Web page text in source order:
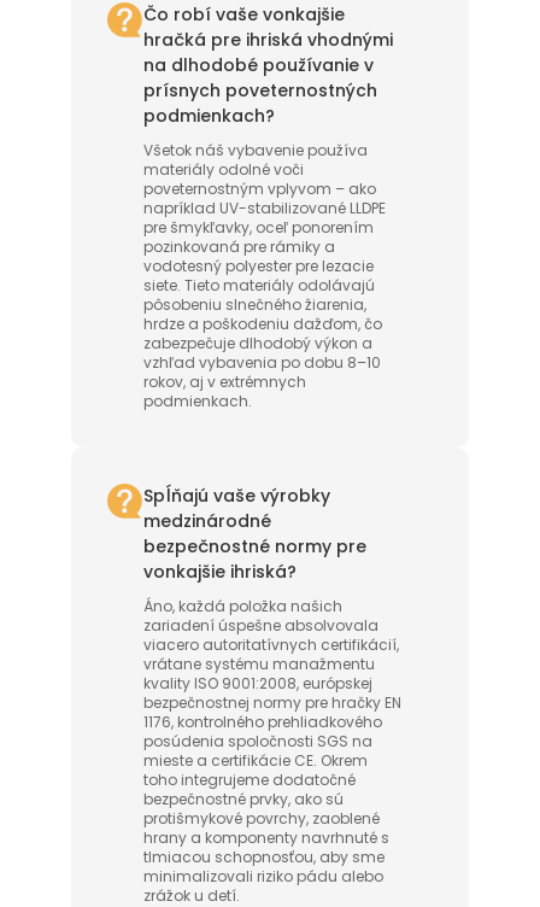
Čo robí vaše vonkajšie
hračká pre ihriská vhodnými
na dlhodobé používanie v
prísnych poveternostných
podmienkach?
Všetok náš vybavenie používa
materiály odolné voči
poveternostným vplyvom – ako
napríklad UV-stabilizované LLDPE
pre šmykľavky, oceľ ponorením
pozinkovaná pre rámiky a
vodotesný polyester pre lezacie
siete. Tieto materiály odolávajú
pôsobeniu slnečného žiarenia,
hrdze a poškodeniu dažďom, čo
zabezpečuje dlhodobý výkon a
vzhľad vybavenia po dobu 8–10
rokov, aj v extrémnych
podmienkach.
Spĺňajú vaše výrobky
medzinárodné
bezpečnostné normy pre
vonkajšie ihriská?
Áno, každá položka našich
zariadení úspešne absolvovala
viacero autoritatívnych certifikácií,
vrátane systému manažmentu
kvality ISO 9001:2008, európskej
bezpečnostnej normy pre hračky EN
1176, kontrolného prehliadkového
posúdenia spoločnosti SGS na
mieste a certifikácie CE. Okrem
toho integrujeme dodatočné
bezpečnostné prvky, ako sú
protišmykové povrchy, zaoblené
hrany a komponenty navrhnuté s
tlmiacou schopnosťou, aby sme
minimalizovali riziko pádu alebo
zrážok u detí.